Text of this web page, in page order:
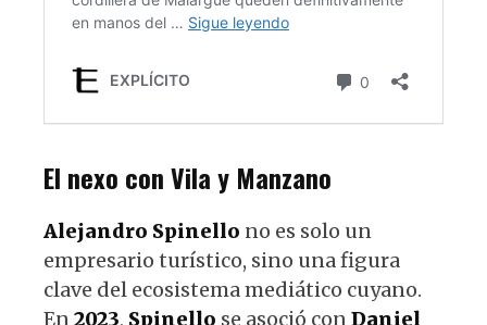
El nexo con Vila y Manzano
Alejandro Spinello no es solo un
empresario turístico, sino una figura
clave del ecosistema mediático cuyano.
En2023, Spinello se asoció conDaniel